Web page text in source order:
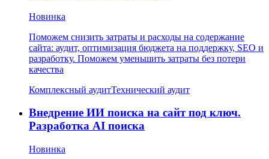
Новинка
Поможем снизить затраты и расходы на содержание
сайта: аудит, оптимизация бюджета на поддержку, SEO и
разработку. Поможем уменьшить затраты без потери
качества
Комплексный аудитТехнический аудит
Внедрение ИИ поиска на сайт под ключ.
Разработка AI поиска
Новинка